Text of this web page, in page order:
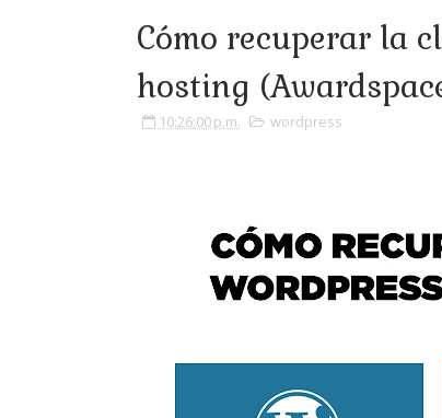
Cómo recuperar la
hosting
10:26:00 p.m. wordpress